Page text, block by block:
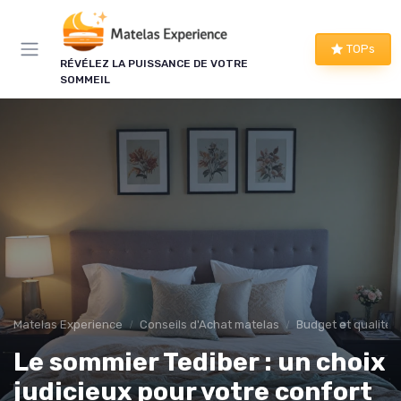
RÉVÉLEZ LA PUISSANCE DE VOTRE
SOMMEIL
TOPs
Matelas Experience Conseils d'Achat matelas Budget et qualité
Le sommier Tediber : un choix
judicieux pour votre confort
×
LE CLUB MATELAS EXPERIENCE
Mieux dormir, ça commence
ici !
Une à deux fois par semaine, les bons plans literie
que nous avons vérifiés, nos tests en avant-
Bons plans vérifiés
Tests en avant-première
Conseils pratiques Nouveautés filtrées
Panneau de gestion des cookies